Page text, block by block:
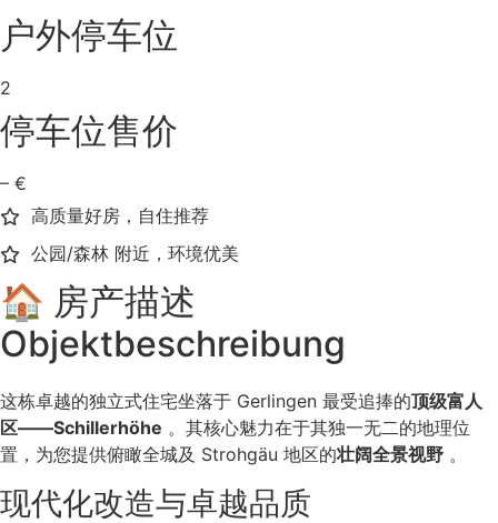
户外停车位
2
停车位售价
– €
高质量好房，自住推荐
公园/森林 附近，环境优美
🏠 房产描述
Objektbeschreibung
这栋卓越的独立式住宅坐落于 Gerlingen 最受追捧的顶级富人
区——Schillerhöhe 。其核心魅力在于其独一无二的地理位
置，为您提供俯瞰全城及 Strohgäu 地区的壮阔全景视野 。
现代化改造与卓越品质